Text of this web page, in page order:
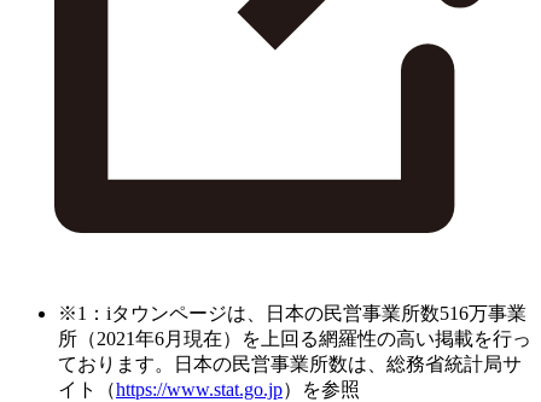
※1：iタウンページは、日本の民営事業所数516万事業
所（2021年6月現在）を上回る網羅性の高い掲載を行っ
ております。日本の民営事業所数は、総務省統計局サ
イト（https://www.stat.go.jp）を参照